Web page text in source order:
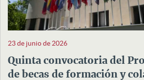
23 de junio de 2026
Quinta convocatoria del
de becas de formación y